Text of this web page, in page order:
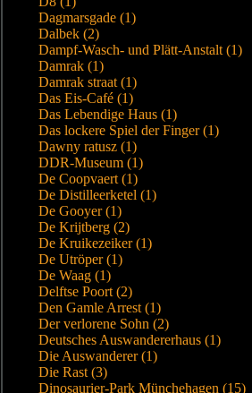
Dagmarsgade (1)
Dalbek (2)
Dampf-Wasch- und Plätt-Anstalt (1)
Damrak (1)
Damrak straat (1)
Das Eis-Café (1)
Das Lebendige Haus (1)
Das lockere Spiel der Finger (1)
Dawny ratusz (1)
DDR-Museum (1)
De Coopvaert (1)
De Distilleerketel (1)
De Gooyer (1)
De Krijtberg (2)
De Kruikezeiker (1)
De Utröper (1)
De Waag (1)
Delftse Poort (2)
Den Gamle Arrest (1)
Der verlorene Sohn (2)
Deutsches Auswandererhaus (1)
Die Auswanderer (1)
Die Rast (3)
Dinosaurier-Park Münchehagen (15)